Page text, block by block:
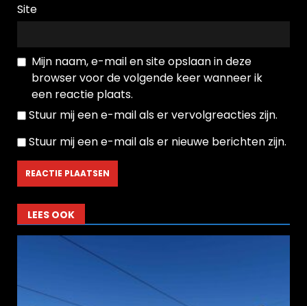
Site
Mijn naam, e-mail en site opslaan in deze
browser voor de volgende keer wanneer ik
een reactie plaats.
Stuur mij een e-mail als er vervolgreacties zijn.
Stuur mij een e-mail als er nieuwe berichten zijn.
LEES OOK